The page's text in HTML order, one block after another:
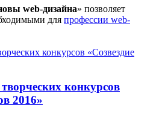
web-дизайна» позволяет
для профессии web-
конкурсов
2016»